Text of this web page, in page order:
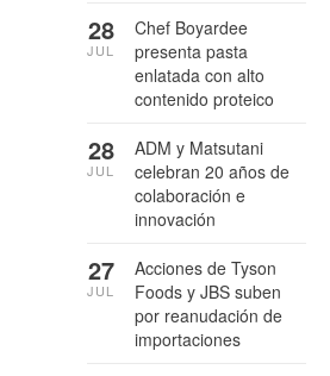
Chef Boyardee
presenta pasta
enlatada con alto
contenido proteico
28
JUL
ADM y Matsutani
celebran 20 años de
colaboración e
innovación
28
JUL
Acciones de Tyson
Foods y JBS suben
por reanudación de
importaciones
27
JUL